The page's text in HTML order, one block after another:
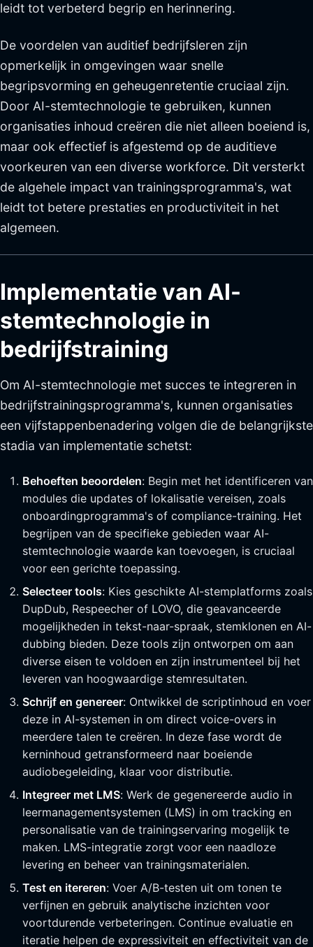
leidt tot verbeterd begrip en herinnering.
De voordelen van auditief bedrijfsleren zijn
opmerkelijk in omgevingen waar snelle
begripsvorming en geheugenretentie cruciaal zijn.
Door AI-stemtechnologie te gebruiken, kunnen
organisaties inhoud creëren die niet alleen boeiend is,
maar ook effectief is afgestemd op de auditieve
voorkeuren van een diverse workforce. Dit versterkt
de algehele impact van trainingsprogramma's, wat
leidt tot betere prestaties en productiviteit in het
algemeen.
Implementatie van AI-
stemtechnologie in
bedrijfstraining
Om AI-stemtechnologie met succes te integreren in
bedrijfstrainingsprogramma's, kunnen organisaties
een vijfstappenbenadering volgen die de belangrijkste
stadia van implementatie schetst:
Behoeften beoordelen: Begin met het identificeren van
modules die updates of lokalisatie vereisen, zoals
onboardingprogramma's of compliance-training. Het
begrijpen van de specifieke gebieden waar AI-
stemtechnologie waarde kan toevoegen, is cruciaal
voor een gerichte toepassing.
Selecteer tools: Kies geschikte AI-stemplatforms zoals
DupDub, Respeecher of LOVO, die geavanceerde
mogelijkheden in tekst-naar-spraak, stemklonen en AI-
dubbing bieden. Deze tools zijn ontworpen om aan
diverse eisen te voldoen en zijn instrumenteel bij het
leveren van hoogwaardige stemresultaten.
Schrijf en genereer: Ontwikkel de scriptinhoud en voer
deze in AI-systemen in om direct voice-overs in
meerdere talen te creëren. In deze fase wordt de
kerninhoud getransformeerd naar boeiende
audiobegeleiding, klaar voor distributie.
Integreer met LMS: Werk de gegenereerde audio in
leermanagementsystemen (LMS) in om tracking en
personalisatie van de trainingservaring mogelijk te
maken. LMS-integratie zorgt voor een naadloze
levering en beheer van trainingsmaterialen.
Test en itereren: Voer A/B-testen uit om tonen te
verfijnen en gebruik analytische inzichten voor
voortdurende verbeteringen. Continue evaluatie en
iteratie helpen de expressiviteit en effectiviteit van de